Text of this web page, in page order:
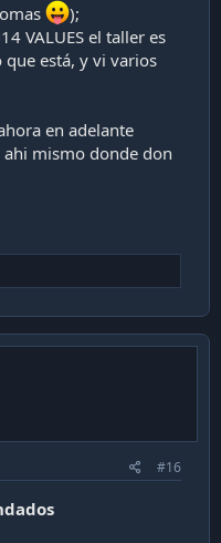
);
VALUES el taller es
está, y vi varios
en adelante
mismo donde don
#16